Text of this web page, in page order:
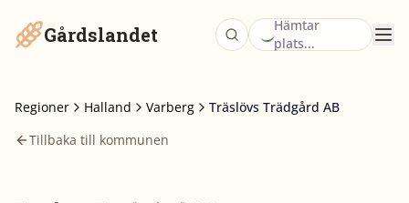
Gårdslandet
Hämtar
plats...
Regioner Halland Varberg
Träslövs Trädgård AB
Tillbaka till kommunen